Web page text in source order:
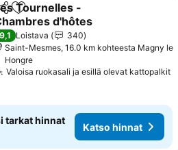
Lisää suosikkeihin
Tournelles -
d'hôtes
hinnat
9,1 Loistava
340
Saint-Mesmes, 16.0 km kohteesta Magny le
Hongre
Valoisa ruokasali ja esillä olevat kattopalkit
tarkat hinnat
Katso hinnat